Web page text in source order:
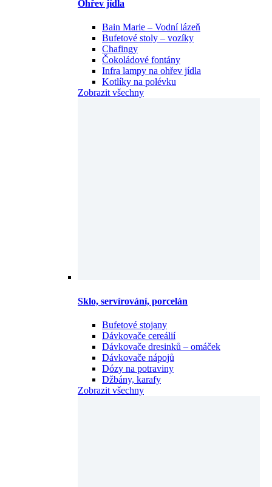
Ohřev jídla
Bain Marie – Vodní lázeň
Bufetové stoly – vozíky
Chafingy
Čokoládové fontány
Infra lampy na ohřev jídla
Kotlíky na polévku
Zobrazit všechny
Sklo, servírování, porcelán
Bufetové stojany
Dávkovače cereálií
Dávkovače dresinků – omáček
Dávkovače nápojů
Dózy na potraviny
Džbány, karafy
Zobrazit všechny